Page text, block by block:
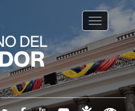
Toggle